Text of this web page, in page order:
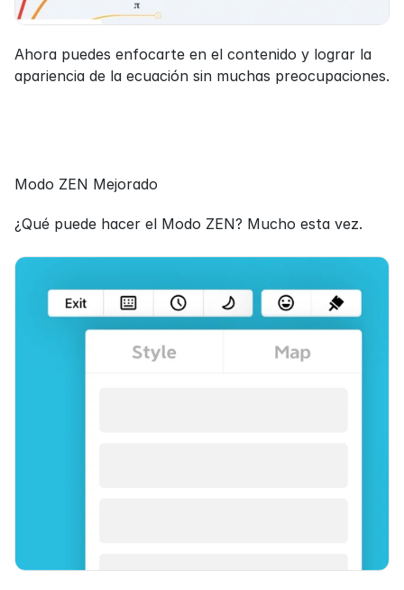
Ahora puedes enfocarte en el contenido y lograr la
apariencia de la ecuación sin muchas preocupaciones.
Modo ZEN Mejorado
¿Qué puede hacer el Modo ZEN? Mucho esta vez.